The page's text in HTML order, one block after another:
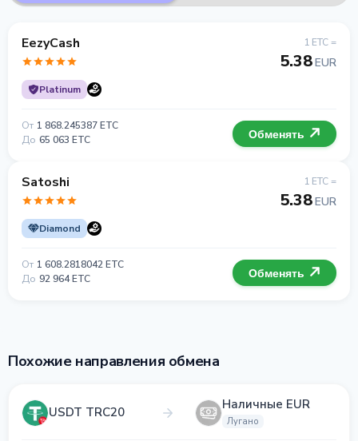
EezyCash
Platinum
1 ETC =
5.38EUR
От 1 868.245387 ETC
До 65 063 ETC Обменять
Satoshi
Diamond
1 ETC =
5.38EUR
От 1 608.2818042 ETC
До 92 964 ETC Обменять
Похожие направления обмена
USDT TRC20 Наличные EUR
Лугано